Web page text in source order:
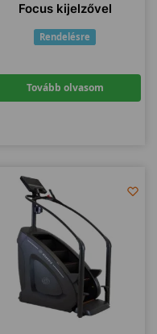
Focus kijelzővel
Rendelésre
Tovább olvasom